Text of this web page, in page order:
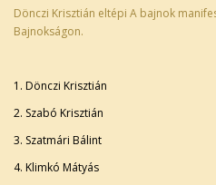
Dönczi Krisztián eltépi A bajnok
Bajnokságon.
1. Dönczi Krisztián
2. Szabó Krisztián
3. Szatmári Bálint
4. Klimkó Mátyás